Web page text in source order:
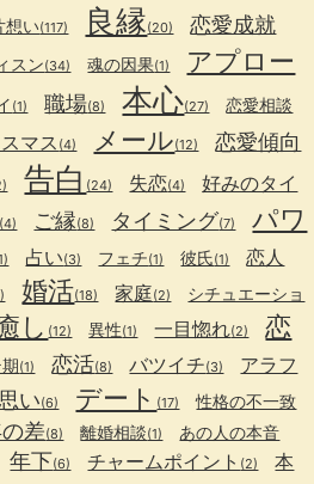
想い(117) 良縁(20) 恋愛成就
スン(34) 魂の因果(1)
アプロー
(1) 職場(8) 本心(27) 恋愛相談
マス (4) メール(12) 恋愛傾向
告白 (24) 失恋(4)
好みのタイ
(4) ご縁(8) タイミング(7)
パワ
占い(3) フェチ(1) 彼氏(1) 恋人
婚活(18) 家庭(2)
シチュエーショ
し (12) 異性(1) 一目惚れ(2)
恋
(1) 恋活(8) バツイチ(3)
アラフ
い(6) デート (17) 性格の不一致
差(8) 離婚相談(1) あの人の本音
年下(6) チャームポイント (2)
本